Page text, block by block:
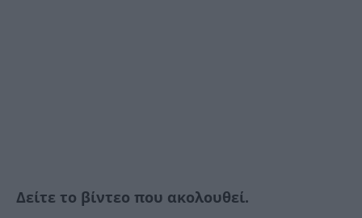
Δείτε το βίντεο που ακολουθεί.